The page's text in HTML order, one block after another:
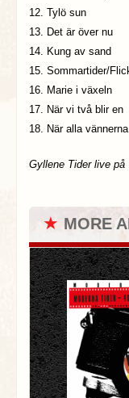
12. Tylö sun
13. Det är över nu
14. Kung av sand
15. Sommartider/
16. Marie i växeln
17. När vi två blir en
18. När alla
Gyllene Tider live på
★ MORE